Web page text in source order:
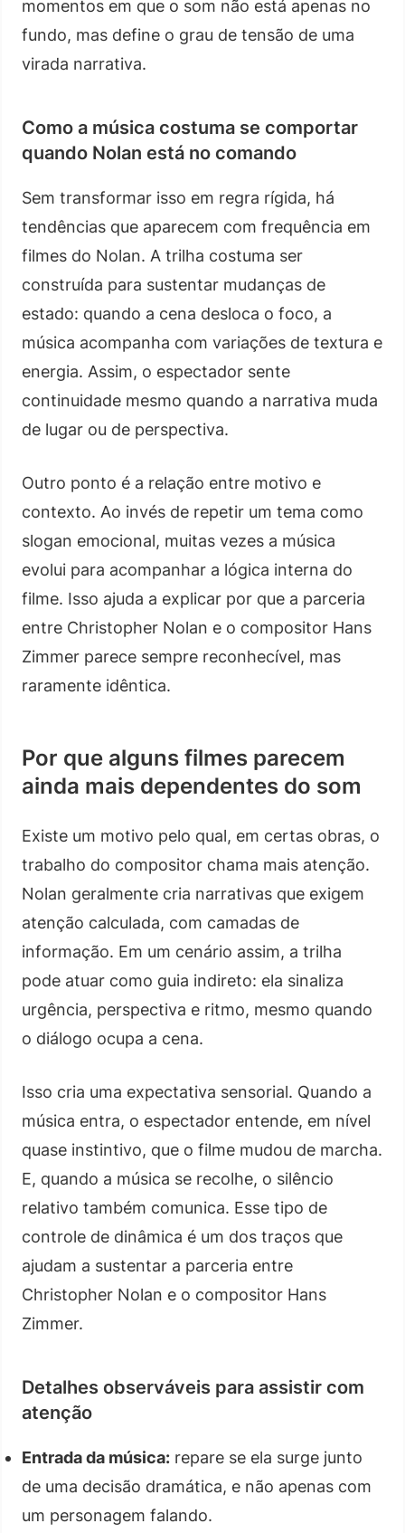
momentos em que o som não está apenas no
fundo, mas define o grau de tensão de uma
virada narrativa.
Como a música costuma se comportar
quando Nolan está no comando
Sem transformar isso em regra rígida, há
tendências que aparecem com frequência em
filmes do Nolan. A trilha costuma ser
construída para sustentar mudanças de
estado: quando a cena desloca o foco, a
música acompanha com variações de textura e
energia. Assim, o espectador sente
continuidade mesmo quando a narrativa muda
de lugar ou de perspectiva.
Outro ponto é a relação entre motivo e
contexto. Ao invés de repetir um tema como
slogan emocional, muitas vezes a música
evolui para acompanhar a lógica interna do
filme. Isso ajuda a explicar por que a parceria
entre Christopher Nolan e o compositor Hans
Zimmer parece sempre reconhecível, mas
raramente idêntica.
Por que alguns filmes parecem
ainda mais dependentes do som
Existe um motivo pelo qual, em certas obras, o
trabalho do compositor chama mais atenção.
Nolan geralmente cria narrativas que exigem
atenção calculada, com camadas de
informação. Em um cenário assim, a trilha
pode atuar como guia indireto: ela sinaliza
urgência, perspectiva e ritmo, mesmo quando
o diálogo ocupa a cena.
Isso cria uma expectativa sensorial. Quando a
música entra, o espectador entende, em nível
quase instintivo, que o filme mudou de marcha.
E, quando a música se recolhe, o silêncio
relativo também comunica. Esse tipo de
controle de dinâmica é um dos traços que
ajudam a sustentar a parceria entre
Christopher Nolan e o compositor Hans
Zimmer.
Detalhes observáveis para assistir com
atenção
Entrada da música: repare se ela surge junto
de uma decisão dramática, e não apenas com
um personagem falando.